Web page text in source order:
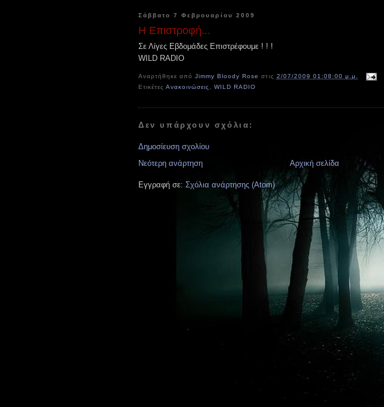
Σάββατο 7 Φεβρουαρίου 2009
Η Επιστροφή...
Σε Λίγες Εβδομάδες Επιστρέφουμε ! ! !
WILD RADIO
Αναρτήθηκε απόJimmy Bloody Rose στις 2/07/2009 01:08:00 μ.μ.
ΕτικέτεςΑνακοινώσεις ,WILD RADIO
Δεν υπάρχουν σχόλια:
Δημοσίευση σχολίου
Νεότερη ανάρτηση
Αρχική σελίδα
Εγγραφή σε: Σχόλια ανάρτησης (Atom)